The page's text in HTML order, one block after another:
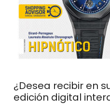
¿Desea recibir en
edición digital